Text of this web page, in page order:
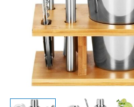
suport
bambus,